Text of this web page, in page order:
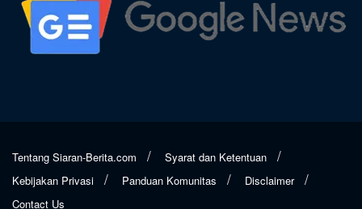
Tentang Siaran-Berita.com
Syarat dan Ketentuan
Kebijakan Privasi
Panduan Komunitas
Disclaimer
Contact Us